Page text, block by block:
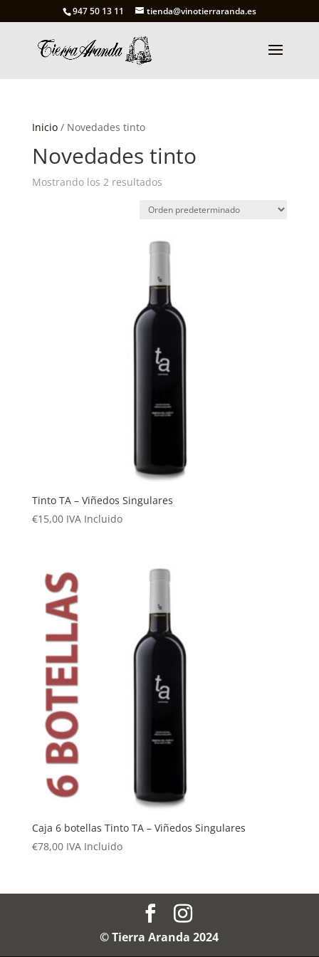
947 50 13 11 tienda@vinotierraranda.es
Inicio/ Novedades tinto
Novedades tinto
Mostrando los 2 resultados
Tinto TA – Viñedos Singulares
€15,00 IVA Incluido
Caja 6 botellas Tinto TA – Viñedos Singulares
€78,00 IVA Incluido
© Tierra Aranda 2024